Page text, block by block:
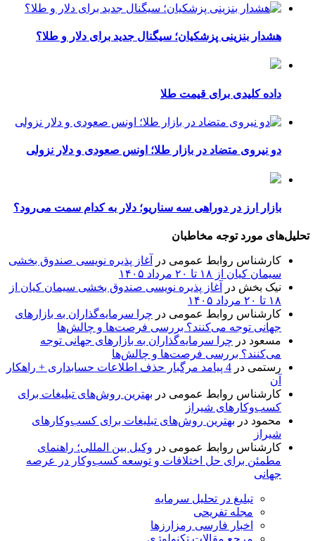
هشدار بنزینی پزشکیان؛ سیگنال جدید برای دلار و طلا؟
داده کلیدی برای قیمت طلا
دو نیروی متضاد در بازار طلا؛ اونس صعودی و دلار نزولی
بازار ارز در دوراهی سه سناریو؛ دلار به کدام سمت می‌رود؟
تحلیل‌های مورد توجه مخاطبان
کارشناس روابط عمومی در
آغاز پذیره نویسی صندوق بخشی
سیمان کیان از ۱۸ تا ۲۰ مرداد ۱۴۰۵
نیک بخش در
آغاز پذیره نویسی صندوق بخشی سیمان کیان از
۱۸ تا ۲۰ مرداد ۱۴۰۵
کارشناس روابط عمومی در چرا سرمایه‌گذاران به بازارهای
جهانی توجه می‌کنند؟ بررسی فرصت‌ها و چالش‌ها
مسعود در چرا سرمایه‌گذاران به بازارهای جهانی توجه
می‌کنند؟ بررسی فرصت‌ها و چالش‌ها
رستمی در
4 پیامد مرگبار حذف اطلاعات حسابداری + راهکار
آن
کارشناس روابط عمومی در بهترین روش‌های تبلیغات برای
کسب‌وکارهای شیراز
محمود در بهترین روش‌های تبلیغات برای کسب‌وکارهای
شیراز
کارشناس روابط عمومی در وکیل بین المللی؛ راهنمای
مطمئن برای حل اختلافات و توسعه کسب‌وکار در عرصه
جهانی
تبلیغ در تحلیل سرمایه
مجله تفریحی
اخبار فارسی رمزارزها
مرجع مقالات تکنولوژی